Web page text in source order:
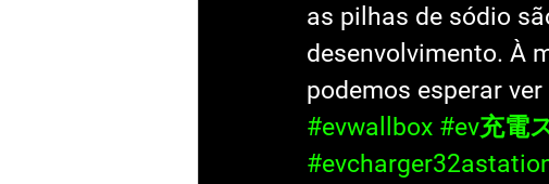
as pilhas de sódio
desenvolvimento. À
podemos esperar
#evwallbox #ev充電